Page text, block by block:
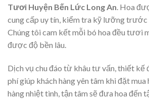
Tươi Huyện Bến Lức Long An. Hoa
cung cấp uy tín, kiểm tra kỹ lưỡng trước
Chúng tôi cam kết mỗi bó hoa đều tươi
được độ bền lâu.
Dịch vụ chu đáo từ khâu tư vấn, thiết kế
phí giúp khách hàng yên tâm khi đặt
hàng nhiệt tình, tận tâm sẽ đưa hoa đến